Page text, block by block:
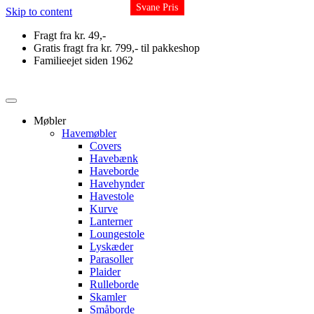
Skip to content
Fragt fra kr. 49,-
Gratis fragt fra kr. 799,- til pakkeshop
Familieejet siden 1962
Møbler
Havemøbler
Covers
Havebænk
Haveborde
Havehynder
Havestole
Kurve
Lanterner
Loungestole
Lyskæder
Parasoller
Plaider
Rulleborde
Skamler
Småborde
Svane Pris
Svane Pris